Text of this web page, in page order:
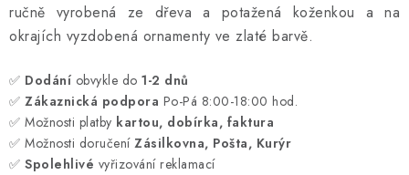
ručně vyrobená ze dřeva a potažená koženkou a na
okrajích vyzdobená ornamenty ve zlaté barvě.
✅ Dodání obvykle do 1-2 dnů
✅ Zákaznická podpora Po-Pá 8:00-18:00 hod.
✅ Možnosti platby kartou, dobírka, faktura
✅ Možnosti doručení Zásilkovna, Pošta, Kurýr
✅ Spolehlivé vyřizování reklamací